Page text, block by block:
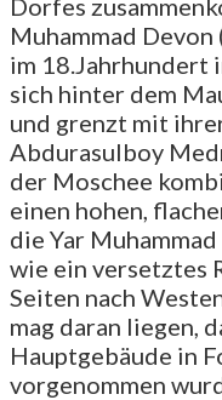
Muhammad
im 18.Jahrhundert
sich hinter dem
und grenzt mit
Abdurasulboy
der Moschee
einen hohen,
die Yar
wie ein versetztes
Seiten nach
mag daran liegen,
Hauptgebäude in
vorgenommen